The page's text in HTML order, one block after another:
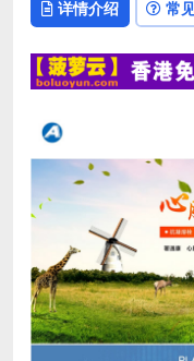
详情介绍 常